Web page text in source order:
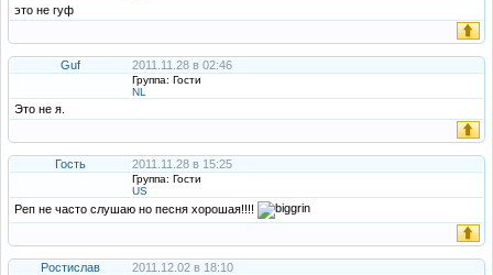
это не гуф
Guf 2011.11.28 в 02:46
Группа: Гости
NL
Это не я.
Гость 2011.11.28 в 15:25
Группа: Гости
US
Реп не часто слушаю но песня хорошая!!!!
Ростислав 2011.12.02 в 18:10